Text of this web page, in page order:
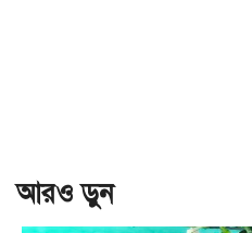
আরও ড়ুন